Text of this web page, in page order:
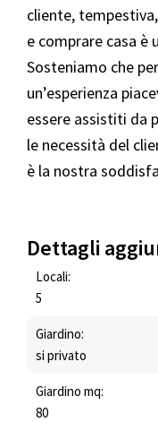
cliente,
e comprare casa
Sosteniamo che
un’esperienza
essere assistiti da
le necessità del
è la nostra
Dettagli
Locali:
5
Giardino:
si privato
Giardino mq:
80